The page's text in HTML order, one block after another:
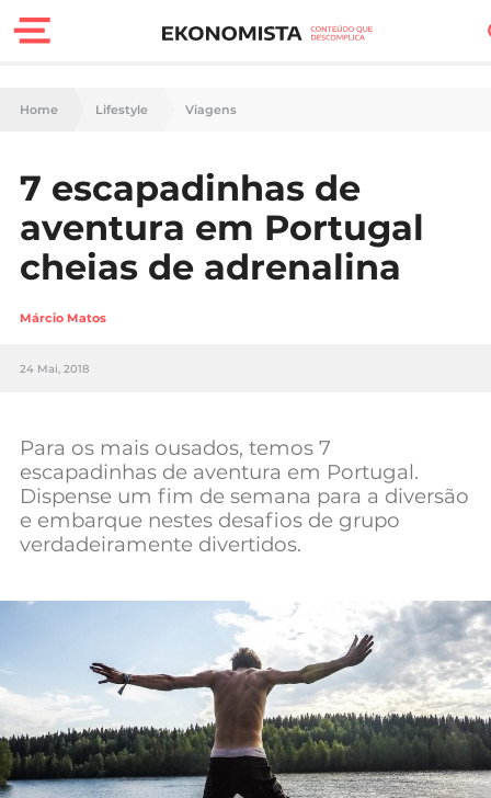
Finanças Pessoais
Carreira
Casa
Lifestyle
Sociedade
Negócios
Mundial 2026
Home Lifestyle Viagens
7 escapadinhas de
aventura em Portugal
cheias de adrenalina
Márcio Matos
24 Mai, 2018
Para os mais ousados, temos 7
escapadinhas de aventura em Portugal.
Dispense um fim de semana para a diversão
e embarque nestes desafios de grupo
verdadeiramente divertidos.